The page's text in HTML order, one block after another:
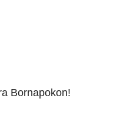
Bornapokon!